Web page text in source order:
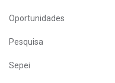
Oportunidades
Pesquisa
Sepei